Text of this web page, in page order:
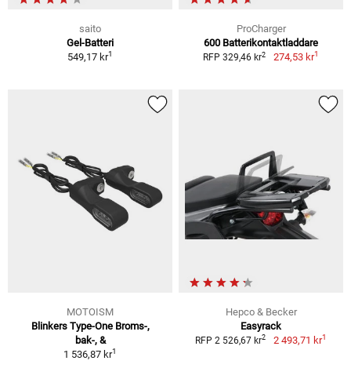
saito
Gel-Batteri
549,17 kr1
ProCharger
600 Batterikontaktladdare
RFP 329,46 kr2 274,53 kr1
MOTOISM
Blinkers Type-One Broms-,
bak-, &
1 536,87 kr1
Hepco & Becker
Easyrack
RFP 2 526,67 kr2 2 493,71 kr1